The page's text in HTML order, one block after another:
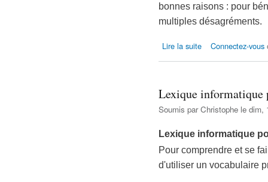
bonnes raisons : pour
multiples désagréments.
Lire la suitede Pourquoi passer
Connectez-vous
Lexique informatique
Soumis parChristophe le dim,
Lexique informatique
Pour comprendre et se
d'utiliser un vocabulaire